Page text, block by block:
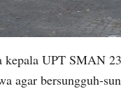
kepala UPT SMAN
agar bersungguh-